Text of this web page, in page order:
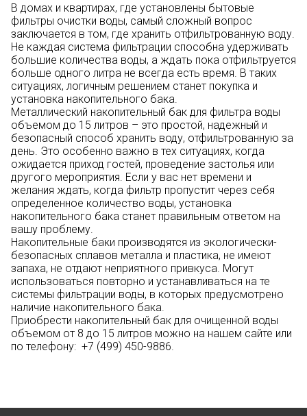
В домах и квартирах, где установлены бытовые
фильтры очистки воды, самый сложный вопрос
заключается в том, где хранить отфильтрованную воду.
Не каждая система фильтрации способна удерживать
большие количества воды, а ждать пока отфильтруется
больше одного литра не всегда есть время. В таких
ситуациях, логичным решением станет покупка и
установка накопительного бака.
Металлический накопительный бак для фильтра воды
объемом до 15 литров – это простой, надежный и
безопасный способ хранить воду, отфильтрованную за
день. Это особенно важно в тех ситуациях, когда
ожидается приход гостей, проведение застолья или
другого мероприятия. Если у вас нет времени и
желания ждать, когда фильтр пропустит через себя
определенное количество воды, установка
накопительного бака станет правильным ответом на
вашу проблему.
Накопительные баки производятся из экологически-
безопасных сплавов металла и пластика, не имеют
запаха, не отдают неприятного привкуса. Могут
использоваться повторно и устанавливаться на те
системы фильтрации воды, в которых предусмотрено
наличие накопительного бака.
Приобрести накопительный бак для очищенной воды
объемом от 8 до 15 литров можно на нашем сайте или
по телефону: +7 (499) 450-9886.